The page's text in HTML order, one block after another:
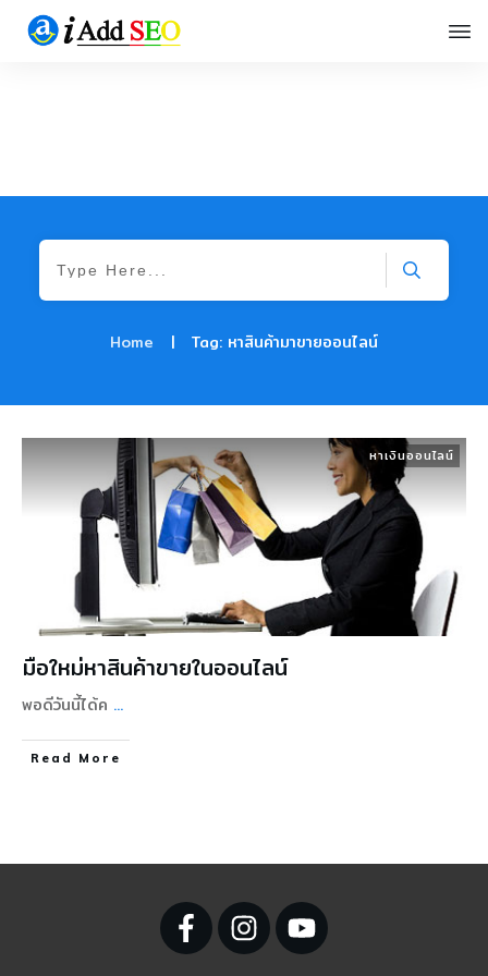
Home | Tag: หาสินค้ามาขายออนไลน์
หาเงินออนไลน์
มือใหม่หาสินค้าขายในออนไลน์
พอดีวันนี้ได้ค ...
Read More